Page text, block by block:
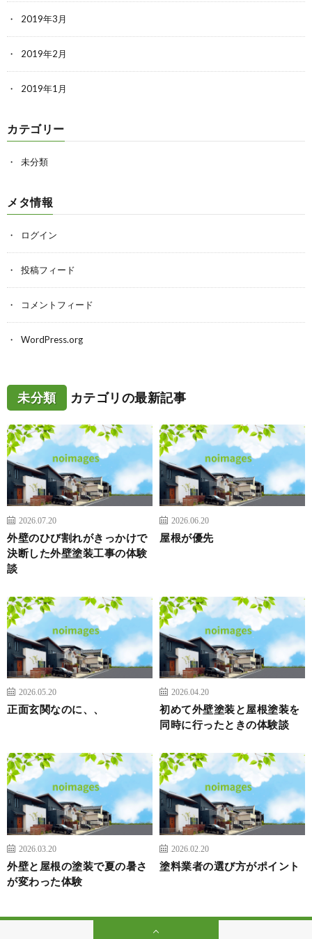
2019年3月
2019年2月
2019年1月
カテゴリー
未分類
メタ情報
ログイン
投稿フィード
コメントフィード
WordPress.org
未分類 カテゴリの最新記事
2026.07.20
外壁のひび割れがきっかけで
決断した外壁塗装工事の体験
談
2026.06.20
屋根が優先
2026.05.20
正面玄関なのに、、
2026.04.20
初めて外壁塗装と屋根塗装を
同時に行ったときの体験談
2026.03.20
外壁と屋根の塗装で夏の暑さ
が変わった体験
2026.02.20
塗料業者の選び方がポイント